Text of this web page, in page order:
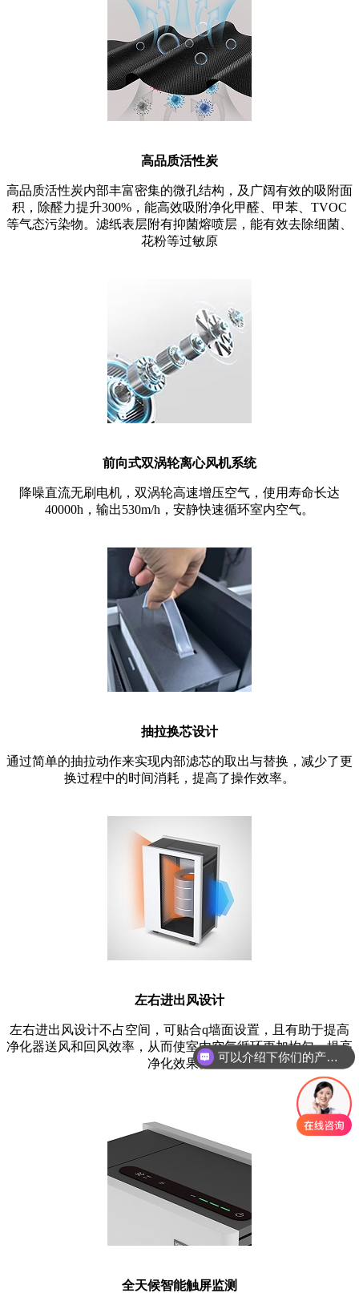
高品质活性炭
高品质活性炭内部丰富密集的微孔结构，及广阔有效的吸附面
积，除醛力提升300%，能高效吸附净化甲醛、甲苯、TVOC
等气态污染物。滤纸表层附有抑菌熔喷层，能有效去除细菌、
花粉等过敏原
前向式双涡轮离心风机系统
降噪直流无刷电机，双涡轮高速增压空气，使用寿命长达
40000h，输出530m/h，安静快速循环室内空气。
抽拉换芯设计
通过简单的抽拉动作来实现内部滤芯的取出与替换，减少了更
换过程中的时间消耗，提高了操作效率。
左右进出风设计
左右进出风设计不占空间，可贴合q墙面设置，且有助于提高
净化器送风和回风效率，从而使室内空气循环更加均匀，提高
净化效果。
全天候智能触屏监测
可以介绍下你们的产品么？
你们是怎么收费的呢？